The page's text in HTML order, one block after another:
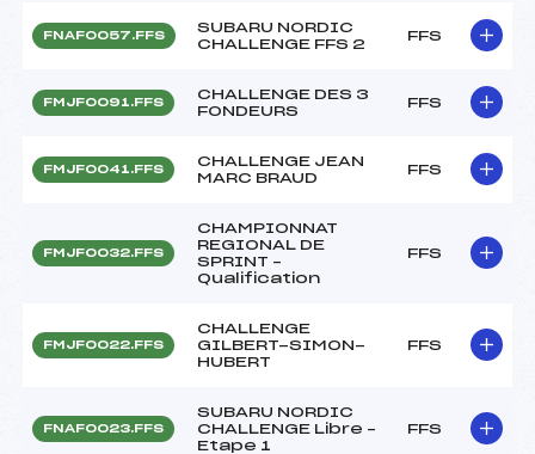
FNAF0057.FFS
SUBARU NORDIC
CHALLENGE FFS 2
FFS
FMJF0091.FFS
CHALLENGE DES 3
FONDEURS
FFS
FMJF0041.FFS
CHALLENGE JEAN
MARC BRAUD
FFS
FMJF0032.FFS
CHAMPIONNAT
REGIONAL DE
SPRINT –
Qualification
FFS
FMJF0022.FFS
CHALLENGE
GILBERT-SIMON-
HUBERT
FFS
FNAF0023.FFS
SUBARU NORDIC
CHALLENGE Libre –
Etape 1
FFS